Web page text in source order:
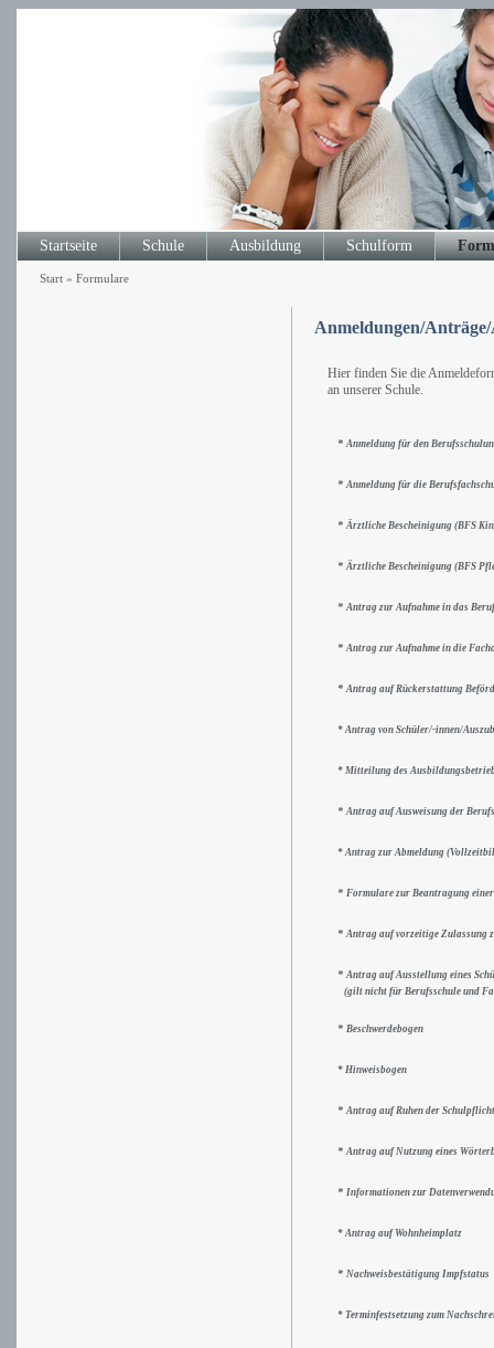
Startseite Schule Ausbildung Schulform
Start» Formulare
Anmeldungen/
Hier finden Sie die
an unserer Schule.
* Anmeldung für den
* Anmeldung für die
* Ärztliche Bescheinigung (BFS
* Ärztliche Bescheinigung (BFS
* Antrag zur Aufnahme in das
* Antrag zur Aufnahme in die
* Antrag auf Rückerstattung
* Antrag von Schüler/-innen/
* Mitteilung des
* Antrag auf Ausweisung der
* Antrag zur Abmeldung
* Formulare zur Beantragung
* Antrag auf vorzeitige Zulassung
* Antrag auf Ausstellung eines
(gilt nicht für Berufsschule und
* Beschwerdebogen
* Hinweisbogen
* Antrag auf Ruhen der Schulpflicht
* Antrag auf Nutzung eines
* Informationen zur
* Antrag auf Wohnheimplatz
* Nachweisbestätigung Impfstatus
* Terminfestsetzung zum